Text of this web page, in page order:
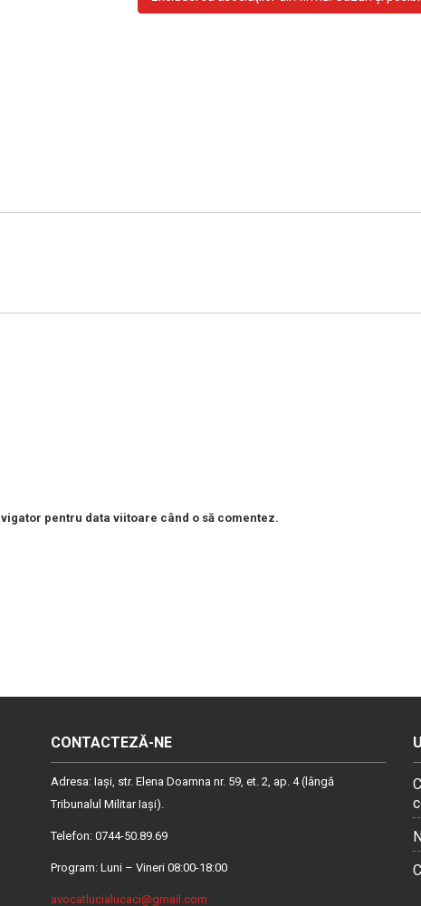
pentru data viitoare când o să comentez.
CONTACTEZĂ-NE
Adresa: Iaşi, str. Elena Doamna nr. 59, et. 2, ap. 4 (lângă
Tribunalul Militar Iaşi).
Telefon: 0744-50.89.69
Program: Luni – Vineri 08:00-18:00
avocatlucialucaci@gmail.com